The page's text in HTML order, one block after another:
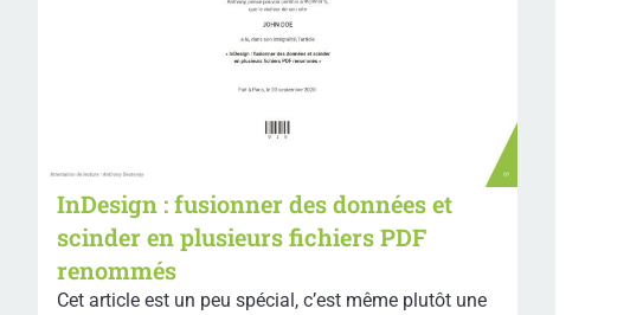
InDesign : fusionner des données et
scinder en plusieurs fichiers PDF
renommés
Cet article est un peu spécial, c’est même plutôt une